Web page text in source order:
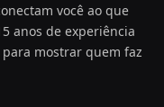
você ao que
anos de experiência
mostrar quem faz